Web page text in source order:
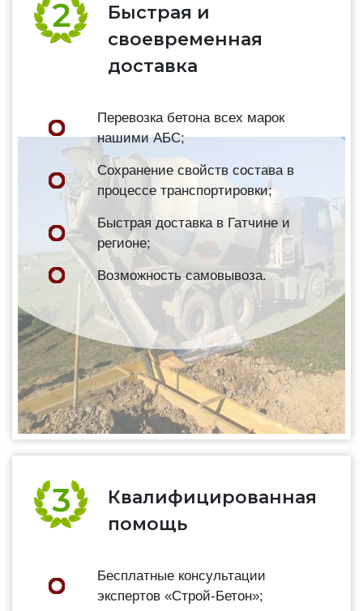
Быстрая и
своевременная
доставка
Перевозка бетона всех марок
нашими АБС;
Сохранение свойств состава в
процессе транспортировки;
Быстрая доставка в Гатчине и
регионе;
Возможность самовывоза.
Квалифицированная
помощь
Бесплатные консультации
экспертов «Строй-Бетон»;